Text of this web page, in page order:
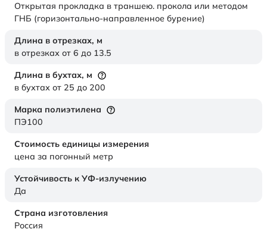
Открытая прокладка в траншею. прокола или методом
ГНБ (горизонтально-направленное бурение)
Длина в отрезках, м
в отрезках от 6 до 13.5
Длина в бухтах, м
в бухтах от 25 до 200
Марка полиэтилена
ПЭ100
Стоимость единицы измерения
цена за погонный метр
Устойчивость к УФ-излучению
Да
Страна изготовления
Россия